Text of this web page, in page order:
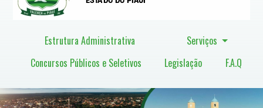
Estrutura Administrativa
Serviços
Concursos Públicos e Seletivos
Legislação F.A.Q